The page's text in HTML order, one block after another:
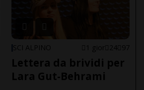
SCI ALPINO 1 gior 24 97
Lettera da brividi per
Lara Gut-Behrami